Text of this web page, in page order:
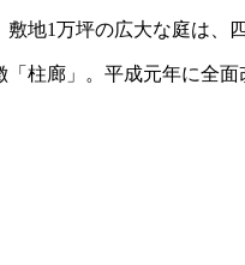
地1万坪の広大な庭は、
柱廊」。平成元年に全